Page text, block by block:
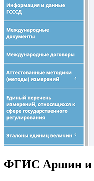
ФГИС Аршин и